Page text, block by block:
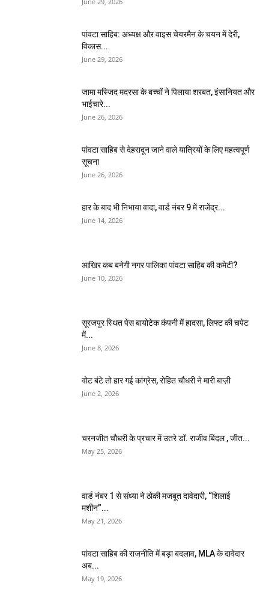
पांवटा साहिब: अध्यक्ष और वाइस चेयरमैन के चयन में देरी,
विकास...
June 29, 2026
जामा मस्जिद मदरसा के बच्चों ने पिलाया शरबत, इंसानियत और
भाईचारे...
June 26, 2026
पांवटा साहिब से देहरादून जाने वाले यात्रियों के लिए महत्वपूर्ण
सूचना
June 26, 2026
हार के बाद भी निभाया वादा, वार्ड नंबर 9 में राजेंद्र...
June 14, 2026
आखिर कब बनेगी नगर पालिका पांवटा साहिब की कमेटी?
June 10, 2026
सूरजपुर स्थित पेस बायोटेक कंपनी में हादसा, लिफ्ट की चपेट
में...
June 8, 2026
वोट बंटे तो हार गई कांग्रेस, रोहित चौधरी ने मारी बाज़ी
June 2, 2026
चरनजीत चौधरी के प्रचार में उतरे डॉ. राजीव बिंदल , जीत...
May 25, 2026
वार्ड नंबर 1 से संध्या ने ठोकी मजबूत दावेदारी, “शिलाई
मशीन”...
May 21, 2026
पांवटा साहिब की राजनीति में बड़ा बदलाव, MLA के दावेदार
अब...
May 19, 2026